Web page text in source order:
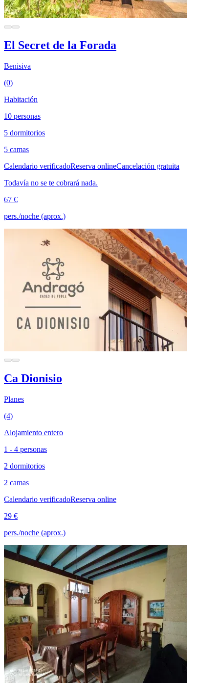
El Secret de la Forada
Benisiva
(0)
Habitación
10 personas
5 dormitorios
5 camas
Calendario verificadoReserva onlineCancelación gratuita
Todavía no se te cobrará nada.
67 €
pers./noche (aprox.)
Ca Dionisio
Planes
(4)
Alojamiento entero
1 - 4 personas
2 dormitorios
2 camas
Calendario verificadoReserva online
29 €
pers./noche (aprox.)